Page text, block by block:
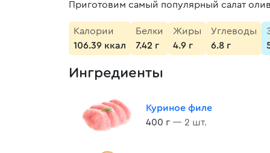
Приготовим самый популярный салат
Калории
106.39 ккал
Белки
7.42 г
Жиры
4.9 г
Углеводы
6.8 г
Ингредиенты
Куриное филе
400 г — 2 шт.